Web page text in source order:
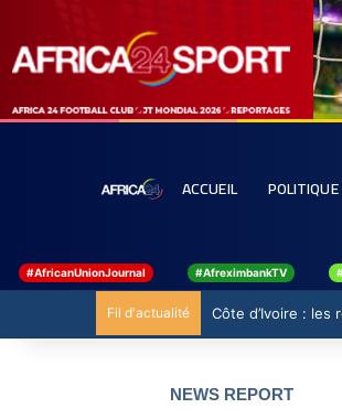
ACCUEIL POLITIQUE
#AfricanUnionJournal #AfreximbankTV
Fil d'actualité Côte d’Ivoire : les
NEWS REPORT